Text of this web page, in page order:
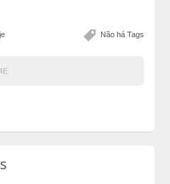
Não há Tags